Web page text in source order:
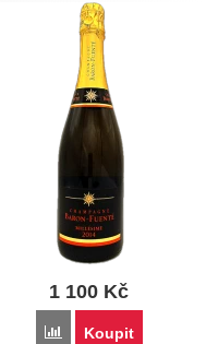
1 100 Kč
Porovnat
Koupit